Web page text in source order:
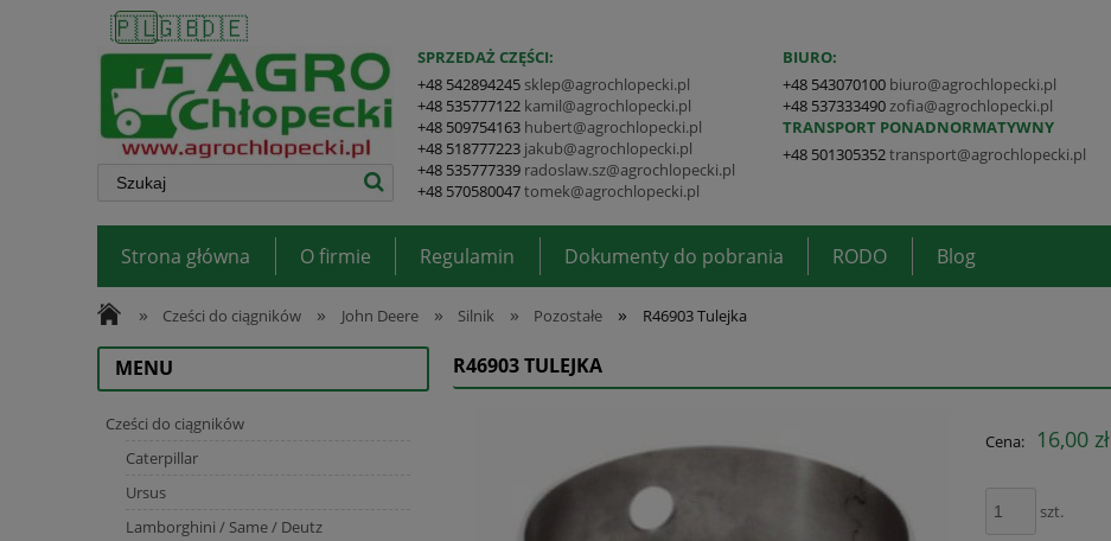
🇵🇱🇬🇧🇩🇪
SPRZEDAŻ CZĘŚCI:
+48 542894245 sklep@agrochlopecki.pl
+48 535777122 kamil@agrochlopecki.pl
+48 509754163 hubert@agrochlopecki.pl
+48 518777223 jakub@agrochlopecki.pl
+48 535777339 radoslaw.sz@agrochlopecki.pl
+48 570580047tomek@agrochlopecki.pl
BIURO:
+48 543070100 biuro@agrochlopecki.pl
+48 537333490 zofia@agrochlopecki.pl
TRANSPORT PONADNORMATYWNY
+48 501305352transport@agrochlopecki.pl
Strona główna O firmie Regulamin Dokumenty do pobrania RODO Blog
» Cześci do ciągników » John Deere » Silnik » Pozostałe » R46903 Tulejka
MENU
Cześci do ciągników
Caterpillar
Ursus
Lamborghini / Same / Deutz
R46903 TULEJKA
Cena: 16,00 zł
szt.